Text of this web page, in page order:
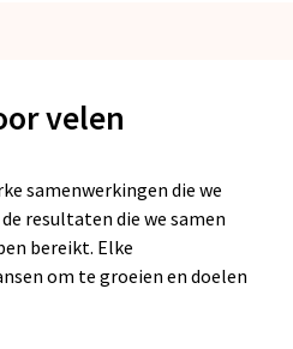
velen
samenwerkingen die we
resultaten die we samen
bereikt. Elke
om te groeien en doelen